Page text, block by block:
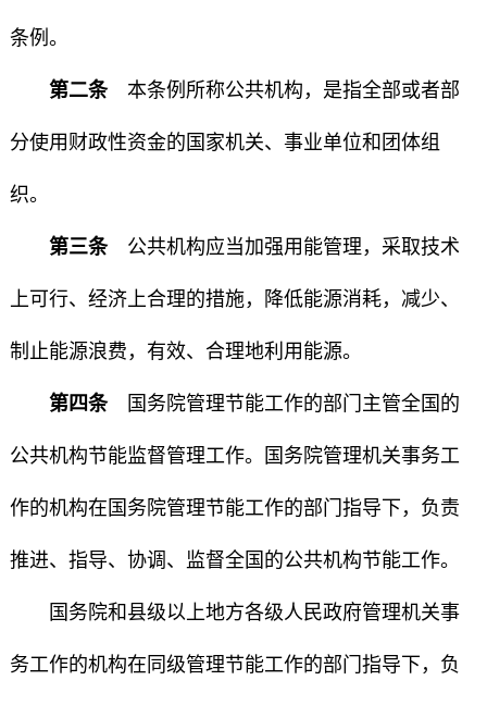
条例。
第二条本条例所称公共机构，是指全部或者部
分使用财政性资金的国家机关、事业单位和团体组
织。
第三条公共机构应当加强用能管理，采取技术
上可行、经济上合理的措施，降低能源消耗，减少、
制止能源浪费，有效、合理地利用能源。
第四条国务院管理节能工作的部门主管全国的
公共机构节能监督管理工作。国务院管理机关事务工
作的机构在国务院管理节能工作的部门指导下，负责
推进、指导、协调、监督全国的公共机构节能工作。
国务院和县级以上地方各级人民政府管理机关事
务工作的机构在同级管理节能工作的部门指导下，负